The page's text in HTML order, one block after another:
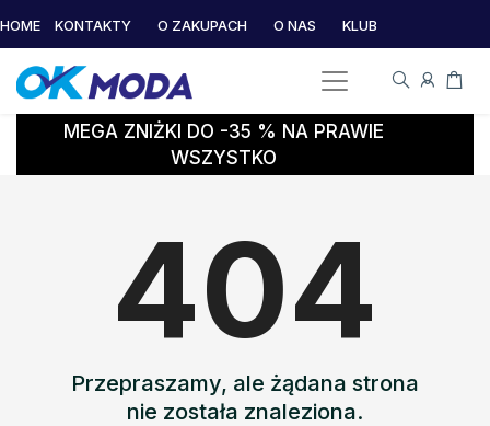
HOME KONTAKTY O ZAKUPACH O NAS KLUB
MEGA ZNIŻKI DO -35 % NA PRAWIE
WSZYSTKO
404
Przepraszamy, ale żądana strona
nie została znaleziona.